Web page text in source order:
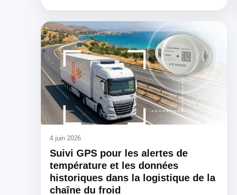
4 juin 2026
Suivi GPS pour les alertes de
température et les données
historiques dans la logistique de la
chaîne du froid